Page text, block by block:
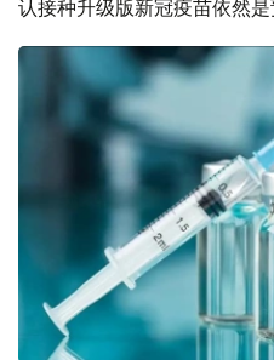
认接种升级版新冠疫苗依然是